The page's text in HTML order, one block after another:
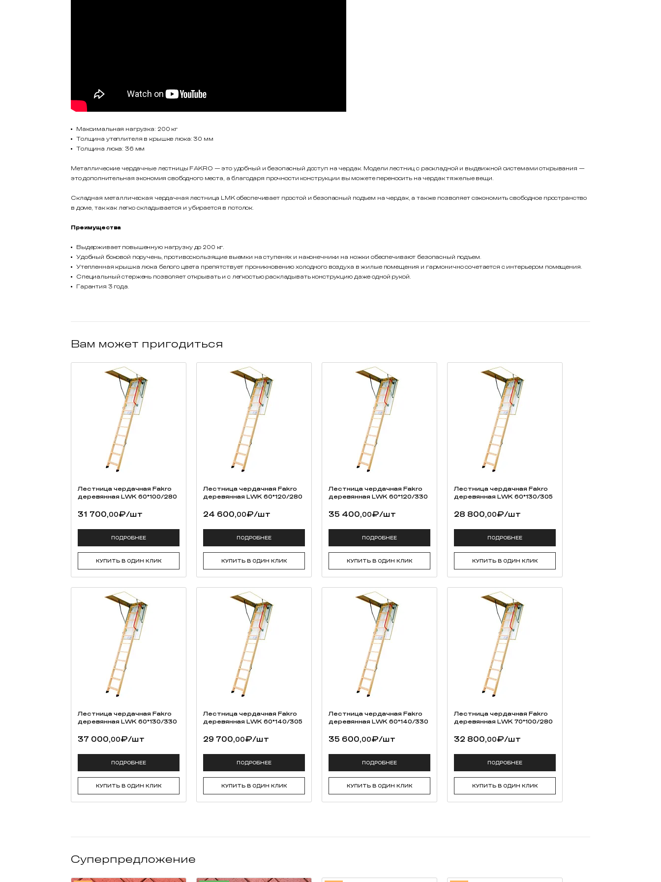
Максимальная нагрузка: 200 кг
Толщина утеплителя в крышке люка: 30 мм
Толщина люка: 36 мм
Металлические чердачные лестницы FAKRO — это удобный и безопасный доступ на чердак. Модели лестниц с раскладной и выдвижной системами открывания —
это дополнительная экономия свободного места, а благодаря прочности конструкции вы можете переносить на чердак тяжелые вещи.
Складная металлическая чердачная лестница LMK обеспечивает простой и безопасный подъем на чердак, а также позволяет сэкономить свободное пространство
в доме, так как легко складывается и убирается в потолок.
Преимущества
Выдерживает повышенную нагрузку до 200 кг.
Удобный боковой поручень, противоскользящие выемки на ступенях и наконечники на ножки обеспечивают безопасный подъем.
Утепленная крышка люка белого цвета препятствует проникновению холодного воздуха в жилые помещения и гармонично сочетается с интерьером помещения.
Специальный стержень позволяет открывать и с легкостью раскладывать конструкцию даже одной рукой.
Гарантия 3 года.
Вам может пригодиться
Лестница чердачная Fakro
деревянная LWK 60*100/280
31 700,00₽/шт
ПОДРОБНЕЕ
КУПИТЬ В ОДИН КЛИК
Лестница чердачная Fakro
деревянная LWK 60*120/280
24 600,00₽/шт
ПОДРОБНЕЕ
КУПИТЬ В ОДИН КЛИК
Лестница чердачная Fakro
деревянная LWK 60*120/330
35 400,00₽/шт
ПОДРОБНЕЕ
КУПИТЬ В ОДИН КЛИК
Лестница чердачная Fakro
деревянная LWK 60*130/305
28 800,00₽/шт
ПОДРОБНЕЕ
КУПИТЬ В ОДИН КЛИК
Лестница чердачная Fakro
деревянная LWK 60*130/330
37 000,00₽/шт
ПОДРОБНЕЕ
КУПИТЬ В ОДИН КЛИК
Лестница чердачная Fakro
деревянная LWK 60*140/305
29 700,00₽/шт
ПОДРОБНЕЕ
КУПИТЬ В ОДИН КЛИК
Лестница чердачная Fakro
деревянная LWK 60*140/330
35 600,00₽/шт
ПОДРОБНЕЕ
КУПИТЬ В ОДИН КЛИК
Лестница чердачная Fakro
деревянная LWK 70*100/280
32 800,00₽/шт
ПОДРОБНЕЕ
КУПИТЬ В ОДИН КЛИК
Суперпредложение